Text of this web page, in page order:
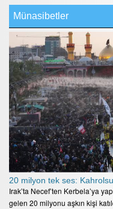
Münasibetler
20 milyon tek ses:
Irak’ta Necef’ten Kerbela’ya
gelen 20 milyonu aşkın kişi